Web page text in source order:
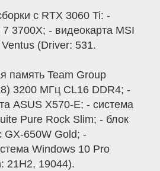
с RTX 3060 Ti: -
3700X; - видеокарта MSI
(Driver: 531.
память Team Group
3200 МГц CL16 DDR4; -
ASUS X570-E; - система
Pure Rock Slim; - блок
GX-650W Gold; -
Windows 10 Pro
21H2, 19044).